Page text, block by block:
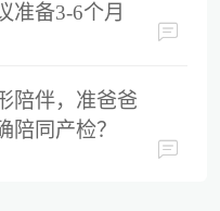
准备3-6个月
陪伴，准爸爸
陪同产检？